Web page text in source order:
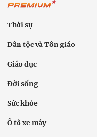
Thời sự
Dân tộc và Tôn giáo
Giáo dục
Đời sống
Sức khỏe
Ô tô xe máy